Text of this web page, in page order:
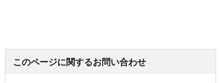
このページに関するお問い合わせ